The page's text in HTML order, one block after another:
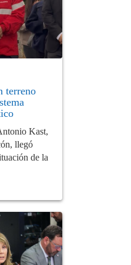
terreno
Kast,
llegó
de la